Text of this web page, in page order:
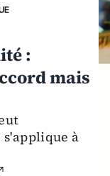
:
mais
à